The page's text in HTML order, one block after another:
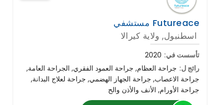
مستشفي Futureace
اسطنبول, ولاية كيرالا
تأسست في: 2020
رائج ل: جراحة العظام, جراحة العمود الفقري, الجراحة العامة,
جراحة الاعصاب, جراحة الجهاز الهضمي, جراحة لعلاج البدانة,
جراحة الأورام, الأنف والأذن والح